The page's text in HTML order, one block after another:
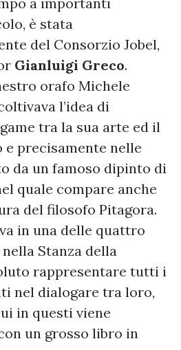
è stata
del Consorzio Jobel,
Gianluigi Greco.
orafo Michele
l’idea di
tra la sua arte ed il
precisamente nelle
da un famoso dipinto di
quale compare anche
del filosofo Pitagora.
in una delle quattro
Stanza della
rappresentare tutti i
nel dialogare tra loro,
in questi viene
un grosso libro in